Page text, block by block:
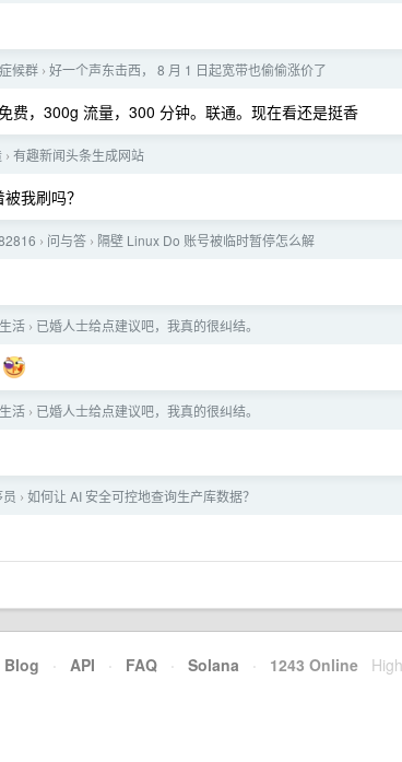
候群 › 好一个声东击西， 8 月 1 日起宽带也偷偷涨价了
费，300g 流量，300 分钟。联通。现在看还是挺香
› 有趣新闻头条生成网站
我刷吗？
› 问与答 › 隔壁 Linux Do 账号被临时暂停怎么解
生活 › 已婚人士给点建议吧，我真的很纠结。
生活 › 已婚人士给点建议吧，我真的很纠结。
› 如何让 AI 安全可控地查询生产库数据？
Blog · API · FAQ · Solana · 1243 Online